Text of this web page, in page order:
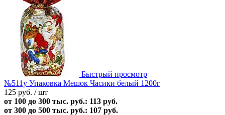
Быстрый просмотр
№511у Упаковка Мешок Часики белый 1200г
125 руб. / шт
от 100 до 300 тыс. руб.: 113 руб.
от 300 до 500 тыс. руб.: 107 руб.